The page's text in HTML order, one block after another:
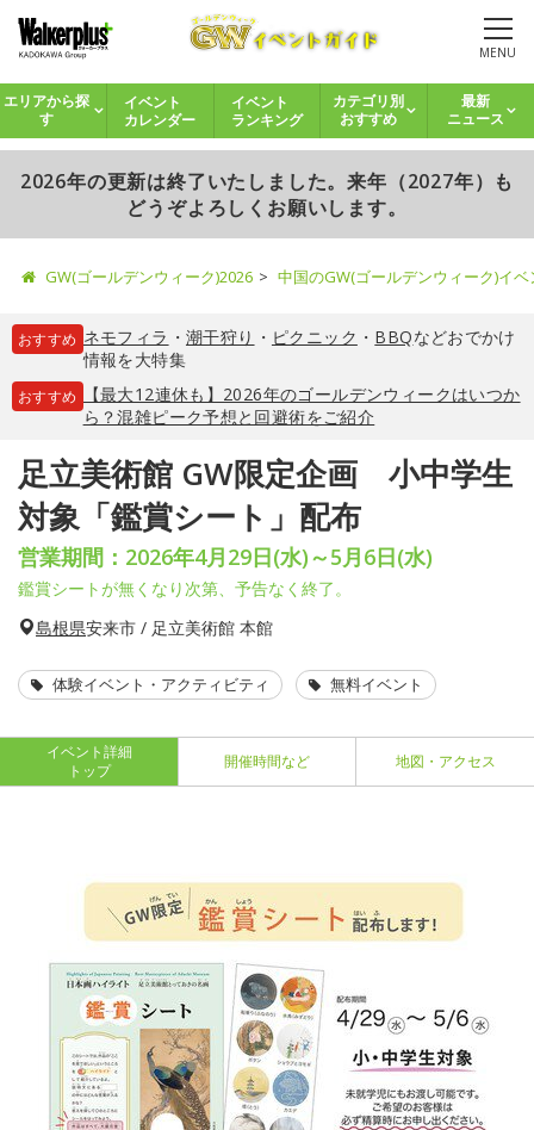
MENU
エリアから探
す
イベント
カレンダー
イベント
ランキング
カテゴリ別
おすすめ
最新
ニュース
2026年の更新は終了いたしました。来年（2027年）も
どうぞよろしくお願いします。
GW(ゴールデンウィーク)2026 中国のGW(ゴールデンウィーク)イ
おすすめ ネモフィラ ・ 潮干狩り ・ ピクニック ・ BBQなどおでかけ
情報を大特集
おすすめ
【最大12連休も】2026年のゴールデンウィークはいつか
ら？混雑ピーク予想と回避術をご紹介
足立美術館 GW限定企画 小中学生
対象「鑑賞シート」配布
営業期間：2026年4月29日(水)～5月6日(水)
鑑賞シートが無くなり次第、予告なく終了。
島根県安来市 / 足立美術館 本館
体験イベント・アクティビティ 無料イベント
イベント詳細
トップ
開催時間など 地図・アクセス